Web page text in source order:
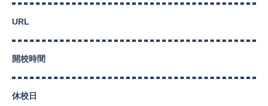
URL
開校時間
休校日